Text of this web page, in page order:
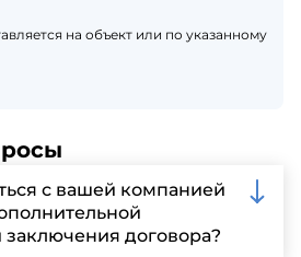
на объект или по указанному
с вашей компанией
договора?